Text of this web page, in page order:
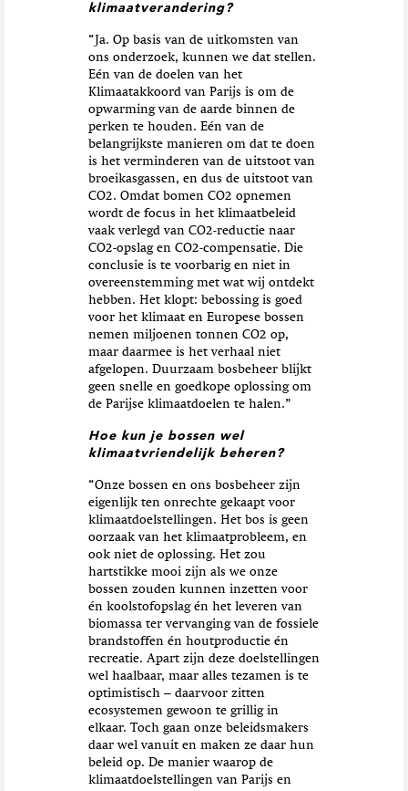
klimaatverandering?
“Ja. Op basis van de uitkomsten van
ons onderzoek, kunnen we dat stellen.
Eén van de doelen van het
Klimaatakkoord van Parijs is om de
opwarming van de aarde binnen de
perken te houden. Eén van de
belangrijkste manieren om dat te doen
is het verminderen van de uitstoot van
broeikasgassen, en dus de uitstoot van
CO2. Omdat bomen CO2 opnemen
wordt de focus in het klimaatbeleid
vaak verlegd van CO2-reductie naar
CO2-opslag en CO2-compensatie. Die
conclusie is te voorbarig en niet in
overeenstemming met wat wij ontdekt
hebben. Het klopt: bebossing is goed
voor het klimaat en Europese bossen
nemen miljoenen tonnen CO2 op,
maar daarmee is het verhaal niet
afgelopen. Duurzaam bosbeheer blijkt
geen snelle en goedkope oplossing om
de Parijse klimaatdoelen te halen.”
Hoe kun je bossen wel
klimaatvriendelijk beheren?
“Onze bossen en ons bosbeheer zijn
eigenlijk ten onrechte gekaapt voor
klimaatdoelstellingen. Het bos is geen
oorzaak van het klimaatprobleem, en
ook niet de oplossing. Het zou
hartstikke mooi zijn als we onze
bossen zouden kunnen inzetten voor
én koolstofopslag én het leveren van
biomassa ter vervanging van de fossiele
brandstoffen én houtproductie én
recreatie. Apart zijn deze doelstellingen
wel haalbaar, maar alles tezamen is te
optimistisch – daarvoor zitten
ecosystemen gewoon te grillig in
elkaar. Toch gaan onze beleidsmakers
daar wel vanuit en maken ze daar hun
beleid op. De manier waarop de
klimaatdoelstellingen van Parijs en